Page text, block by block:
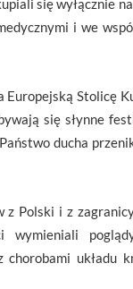
i we
Europejską Stolicę
się słynne
ducha
Polski i z
wymieniali
układu